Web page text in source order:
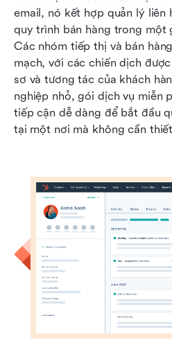
email, nó kết hợp quản lý liên
quy trình bán hàng trong một
Các nhóm tiếp thị và bán
mạch, với các chiến dịch
sơ và tương tác của khách
nghiệp nhỏ, gói dịch vụ miễn
tiếp cận dễ dàng để bắt đầu
tại một nơi mà không cần